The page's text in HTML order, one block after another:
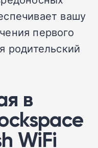
вашу
первого
родительский
в
WiFi